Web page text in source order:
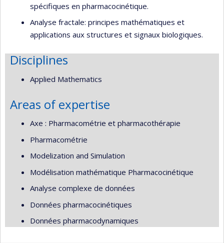
spécifiques en pharmacocinétique.
Analyse fractale: principes mathématiques et
applications aux structures et signaux biologiques.
Disciplines
Applied Mathematics
Areas of expertise
Axe : Pharmacométrie et pharmacothérapie
Pharmacométrie
Modelization and Simulation
Modélisation mathématique Pharmacocinétique
Analyse complexe de données
Données pharmacocinétiques
Données pharmacodynamiques